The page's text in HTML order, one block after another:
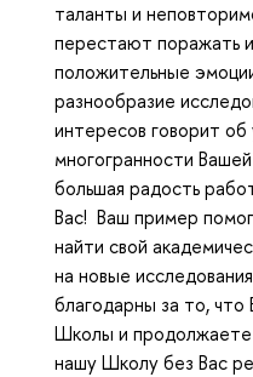
таланты и
перестают поражать
положительные
разнообразие
интересов говорит об
многогранности
большая радость
Вас! Ваш пример
найти свой
на новые
благодарны за то,
Школы и
нашу Школу без Вас